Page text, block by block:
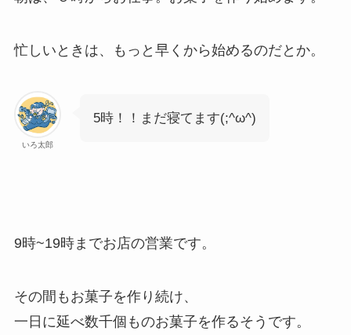
忙しいときは、もっと早くから始めるのだとか。
いろ太郎
5時！！まだ寝てます(;^ω^)
9時~19時までお店の営業です。
その間もお菓子を作り続け、
一日に延べ数千個ものお菓子を作るそうです。